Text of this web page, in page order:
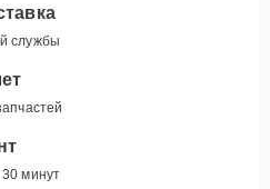
службы
минут